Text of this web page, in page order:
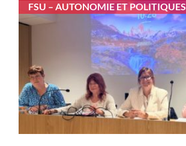
FSU – AUTONOMIE ET POLITIQUES